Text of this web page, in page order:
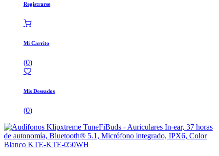
Registrarse
Mi Carrito
(0)
Mis Deseados
(0)